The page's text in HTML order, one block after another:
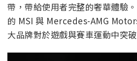
帶，帶給使用者完整的奢華體驗
的 MSI 與 Mercedes-AMG
大品牌對於遊戲與賽車運動中突